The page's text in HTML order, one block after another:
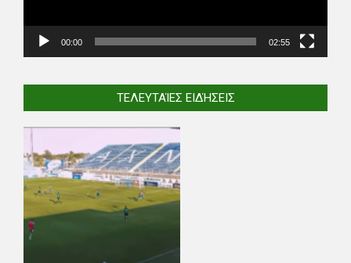
00:00 02:55
ΤΕΛΕΥΤΑΊΕΣ ΕΙΔΉΣΕΙΣ